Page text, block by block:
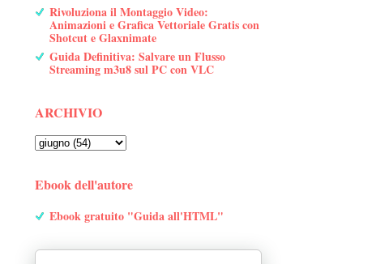
Rivoluziona il Montaggio Video:
Animazioni e Grafica Vettoriale Gratis con
Shotcut e Glaxnimate
Guida Definitiva: Salvare un Flusso
Streaming m3u8 sul PC con VLC
ARCHIVIO
Ebook dell'autore
Ebook gratuito "Guida all'HTML"